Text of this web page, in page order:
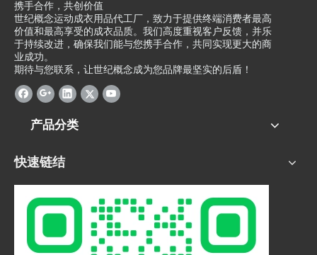
携手合作，共创价值
世纪概念运动成衣用品代工厂，致力于提供终端消费者最高
价值和最高享受的成衣品质。我们高度重视客户反馈，并乐
于持续改进，确保我们能与您携手合作，共同实现更大的商
业成功。
期待与您联系，让世纪概念成为您品牌最坚实的后盾！
产品分类
快速链结